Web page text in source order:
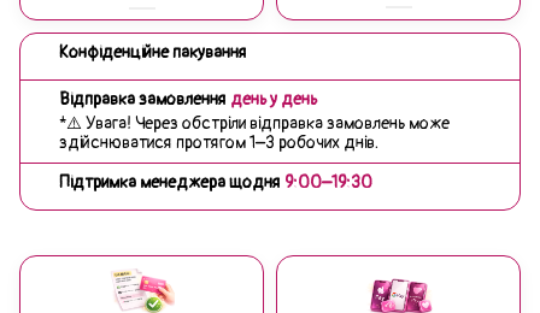
Конфіденційне пакування
Відправка замовлення день у день
*⚠️ Увага! Через обстріли відправка замовлень може
здійснюватися протягом 1–3 робочих днів.
Підтримка менеджера щодня 9:00–19:30